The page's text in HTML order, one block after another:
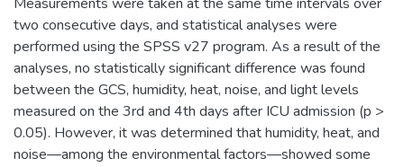
two consecutive days, and statistical analyses were
performed using the SPSS v27 program. As a result of the
analyses, no statistically significant difference was found
between the GCS, humidity, heat, noise, and light levels
measured on the 3rd and 4th days after ICU admission (p >
0.05). However, it was determined that humidity, heat, and
noise—among the environmental factors—showed some